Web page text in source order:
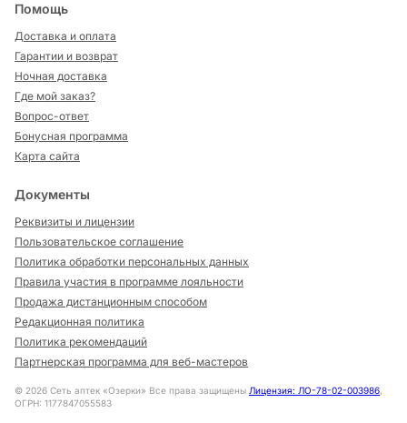
Помощь
Доставка и оплата
Гарантии и возврат
Ночная доставка
Где мой заказ?
Вопрос-ответ
Бонусная программа
Карта сайта
Документы
Реквизиты и лицензии
Пользовательское соглашение
Политика обработки персональных данных
Правила участия в программе лояльности
Продажа дистанционным способом
Редакционная политика
Политика рекомендаций
Партнерская программа для веб-мастеров
© 2026 Сеть аптек «Озерки» Все права защищены Лицензия: ЛО-78-02-003986,
ОГРН: 1177847055583